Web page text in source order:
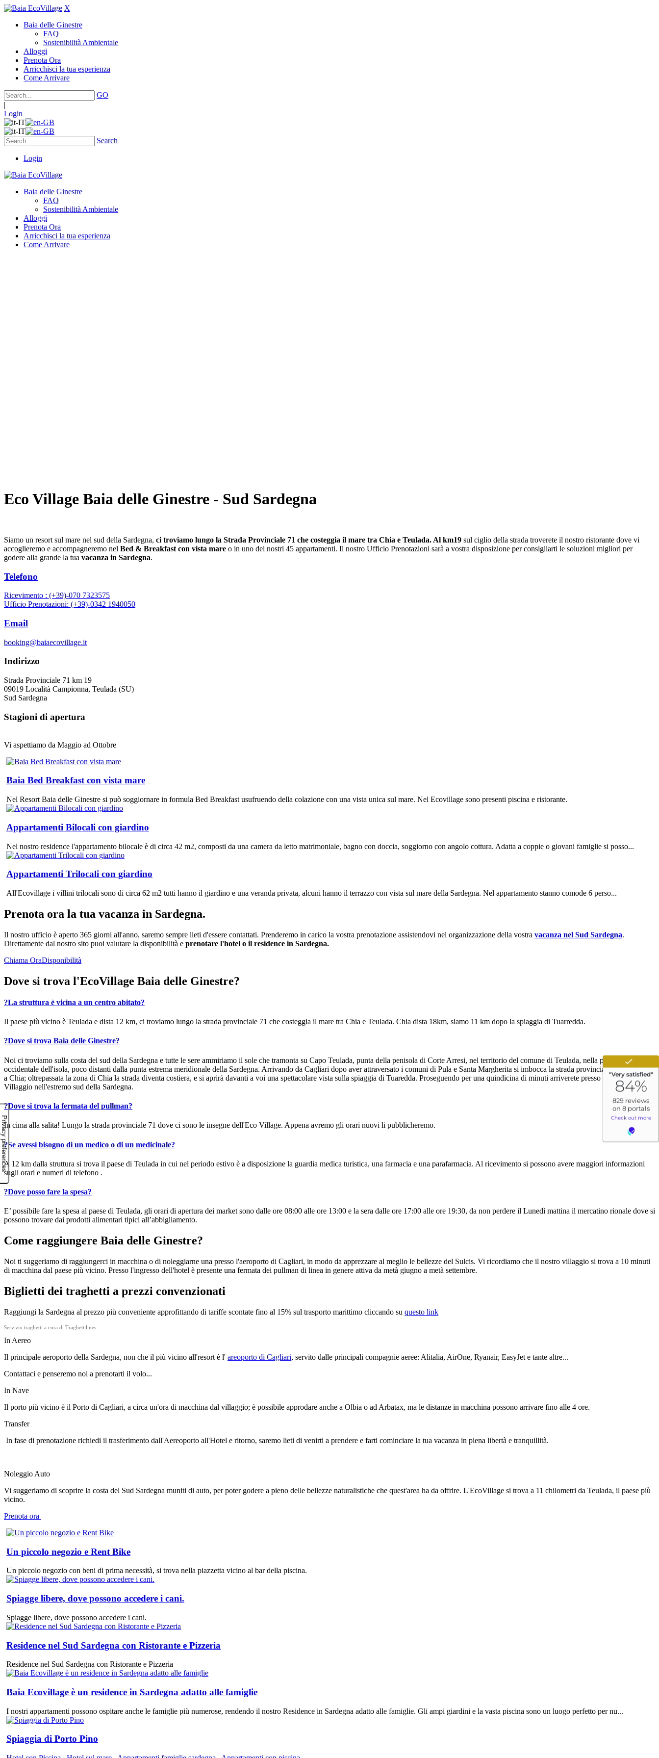
X
Baia delle Ginestre
FAQ
Sostenibilità Ambientale
Alloggi
Prenota Ora
Arricchisci la tua esperienza
Come Arrivare
GO
|
Login
Search
Login
Baia delle Ginestre
FAQ
Sostenibilità Ambientale
Alloggi
Prenota Ora
Arricchisci la tua esperienza
Come Arrivare
Eco Village Baia delle Ginestre - Sud Sardegna
Siamo un resort sul mare nel sud della Sardegna, ci troviamo lungo la Strada Provinciale 71 che costeggia il mare tra Chia e Teulada. Al km19 sul ciglio della strada troverete il nostro ristorante dove vi
accoglieremo e accompagneremo nel Bed & Breakfast con vista mare o in uno dei nostri 45 appartamenti. Il nostro Ufficio Prenotazioni sarà a vostra disposizione per consigliarti le soluzioni migliori per
godere alla grande la tua vacanza in Sardegna.
Telefono
Ricevimento : (+39)-070 7323575
Ufficio Prenotazioni: (+39)-0342 1940050
Email
booking@baiaecovillage.it
Indirizzo
Strada Provinciale 71 km 19
09019 Località Campionna, Teulada (SU)
Sud Sardegna
Stagioni di apertura
Vi aspettiamo da Maggio ad Ottobre
Baia Bed Breakfast con vista mare
Nel Resort Baia delle Ginestre si può soggiornare in formula Bed Breakfast usufruendo della colazione con una vista unica sul mare. Nel Ecovillage sono presenti piscina e ristorante.
Appartamenti Bilocali con giardino
Nel nostro residence l'appartamento bilocale è di circa 42 m2, composti da una camera da letto matrimoniale, bagno con doccia, soggiorno con angolo cottura. Adatta a coppie o giovani famiglie si posso...
Appartamenti Trilocali con giardino
All'Ecovillage i villini trilocali sono di circa 62 m2 tutti hanno il giardino e una veranda privata, alcuni hanno il terrazzo con vista sul mare della Sardegna. Nel appartamento stanno comode 6 perso...
Prenota ora la tua vacanza in Sardegna.
Il nostro ufficio è aperto 365 giorni all'anno, saremo sempre lieti d'essere contattati. Prenderemo in carico la vostra prenotazione assistendovi nel organizzazione della vostra vacanza nel Sud Sardegna.
Direttamente dal nostro sito puoi valutare la disponibilità e prenotare l'hotel o il residence in Sardegna.
Chiama OraDisponibilità
Dove si trova l'EcoVillage Baia delle Ginestre?
?La struttura è vicina a un centro abitato?
Il paese più vicino è Teulada e dista 12 km, ci troviamo lungo la strada provinciale 71 che costeggia il mare tra Chia e Teulada. Chia dista 18km, siamo 11 km dopo la spiaggia di Tuarredda.
?Dove si trova Baia delle Ginestre?
Noi ci troviamo sulla costa del sud della Sardegna e tutte le sere ammiriamo il sole che tramonta su Capo Teulada, punta della penisola di Corte Arresi, nel territorio del comune di Teulada, nella parte sud
occidentale dell'isola, poco distanti dalla punta estrema meridionale della Sardegna. Arrivando da Cagliari dopo aver attraversato i comuni di Pula e Santa Margherita si imbocca la strada provinciale 71 che porta
a Chia; oltrepassata la zona di Chia la strada diventa costiera, e si aprirà davanti a voi una spettacolare vista sulla spiaggia di Tuaredda. Proseguendo per una quindicina di minuti arriverete presso il nostro
Villaggio nell'estremo sud della Sardegna.
?Dove si trova la fermata del pullman?
In cima alla salita! Lungo la strada provinciale 71 dove ci sono le insegne dell'Eco Village. Appena avremo gli orari nuovi li pubblicheremo.
?Se avessi bisogno di un medico o di un medicinale?
A 12 km dalla struttura si trova il paese di Teulada in cui nel periodo estivo è a disposizione la guardia medica turistica, una farmacia e una parafarmacia. Al ricevimento si possono avere maggiori informazioni
sugli orari e numeri di telefono .
?Dove posso fare la spesa?
E’ possibile fare la spesa al paese di Teulada, gli orari di apertura dei market sono dalle ore 08:00 alle ore 13:00 e la sera dalle ore 17:00 alle ore 19:30, da non perdere il Lunedì mattina il mercatino rionale dove si
possono trovare dai prodotti alimentari tipici all’abbigliamento.
Come raggiungere Baia delle Ginestre?
Noi ti suggeriamo di raggiungerci in macchina o di noleggiarne una presso l'aeroporto di Cagliari, in modo da apprezzare al meglio le bellezze del Sulcis. Vi ricordiamo che il nostro villaggio si trova a 10 minuti
di macchina dal paese più vicino. Presso l'ingresso dell'hotel è presente una fermata dei pullman di linea in genere attiva da metà giugno a metà settembre.
Biglietti dei traghetti a prezzi convenzionati
Raggiungi la Sardegna al prezzo più conveniente approfittando di tariffe scontate fino al 15% sul trasporto marittimo cliccando su questo link
Servizio traghetti a cura di Traghettilines
In Aereo
Il principale aeroporto della Sardegna, non che il più vicino all'resort è l' areoporto di Cagliari, servito dalle principali compagnie aeree: Alitalia, AirOne, Ryanair, EasyJet e tante altre...
Contattaci e penseremo noi a prenotarti il volo...
In Nave
Il porto più vicino è il Porto di Cagliari, a circa un'ora di macchina dal villaggio; è possibile approdare anche a Olbia o ad Arbatax, ma le distanze in macchina possono arrivare fino alle 4 ore.
Transfer
In fase di prenotazione richiedi il trasferimento dall'Aereoporto all'Hotel e ritorno, saremo lieti di venirti a prendere e farti cominciare la tua vacanza in piena libertà e tranquillità.
Noleggio Auto
Vi suggeriamo di scoprire la costa del Sud Sardegna muniti di auto, per poter godere a pieno delle bellezze naturalistiche che quest'area ha da offrire. L'EcoVillage si trova a 11 chilometri da Teulada, il paese più
vicino.
Prenota ora
Un piccolo negozio e Rent Bike
Un piccolo negozio con beni di prima necessità, si trova nella piazzetta vicino al bar della piscina.
Spiagge libere, dove possono accedere i cani.
Spiagge libere, dove possono accedere i cani.
Residence nel Sud Sardegna con Ristorante e Pizzeria
Residence nel Sud Sardegna con Ristorante e Pizzeria
Baia Ecovillage è un residence in Sardegna adatto alle famiglie
I nostri appartamenti possono ospitare anche le famiglie più numerose, rendendo il nostro Residence in Sardegna adatto alle famiglie. Gli ampi giardini e la vasta piscina sono un luogo perfetto per nu...
Spiaggia di Porto Pino